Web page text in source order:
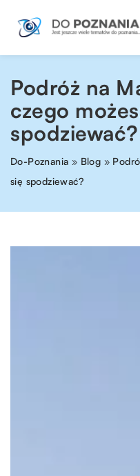
Podróż na
czego
spodziewać?
Do-Poznania » Blog »
się spodziewać?